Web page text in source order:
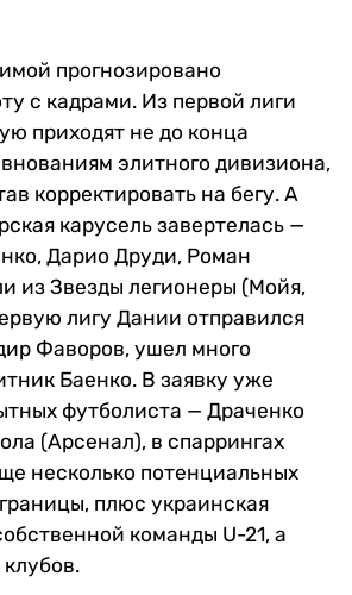
прогнозировано
с кадрами. Из первой лиги
приходят не до конца
элитного дивизиона,
корректировать на бегу. А
карусель завертелась —
Дарио Друди, Роман
из Звезды легионеры (Мойя,
лигу Дании отправился
Фаворов, ушел много
Баенко. В заявку уже
футболиста — Драченко
(Арсенал), в спаррингах
несколько потенциальных
плюс украинская
команды U-21, а